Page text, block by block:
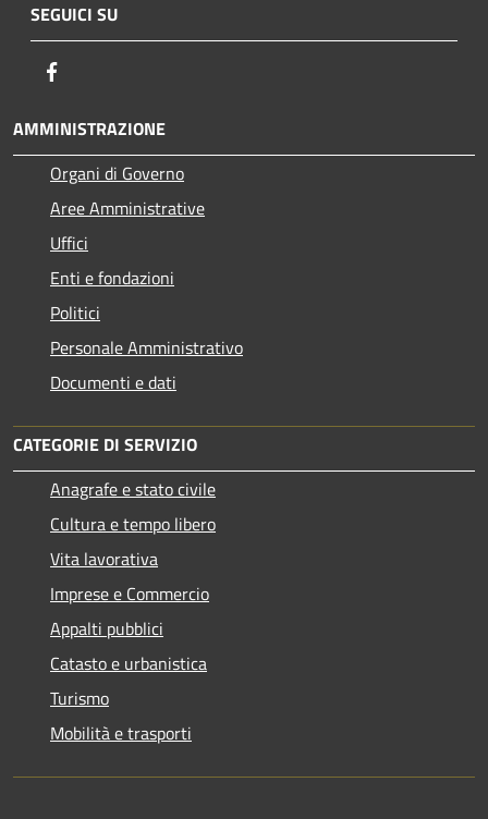
SEGUICI SU
AMMINISTRAZIONE
Organi di Governo
Aree Amministrative
Uffici
Enti e fondazioni
Politici
Personale Amministrativo
Documenti e dati
CATEGORIE DI SERVIZIO
Anagrafe e stato civile
Cultura e tempo libero
Vita lavorativa
Imprese e Commercio
Appalti pubblici
Catasto e urbanistica
Turismo
Mobilità e trasporti